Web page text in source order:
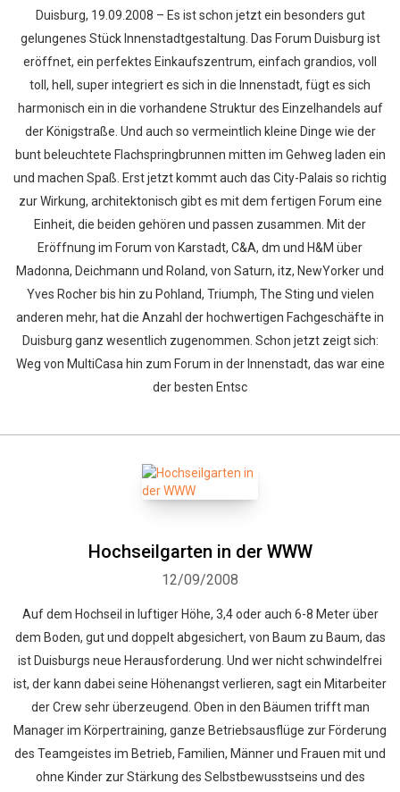
Duisburg, 19.09.2008 – Es ist schon jetzt ein besonders gut
gelungenes Stück Innenstadtgestaltung. Das Forum Duisburg ist
eröffnet, ein perfektes Einkaufszentrum, einfach grandios, voll
toll, hell, super integriert es sich in die Innenstadt, fügt es sich
harmonisch ein in die vorhandene Struktur des Einzelhandels auf
der Königstraße. Und auch so vermeintlich kleine Dinge wie der
bunt beleuchtete Flachspringbrunnen mitten im Gehweg laden ein
und machen Spaß. Erst jetzt kommt auch das City-Palais so richtig
zur Wirkung, architektonisch gibt es mit dem fertigen Forum eine
Einheit, die beiden gehören und passen zusammen. Mit der
Eröffnung im Forum von Karstadt, C&A, dm und H&M über
Madonna, Deichmann und Roland, von Saturn, itz, NewYorker und
Yves Rocher bis hin zu Pohland, Triumph, The Sting und vielen
anderen mehr, hat die Anzahl der hochwertigen Fachgeschäfte in
Duisburg ganz wesentlich zugenommen. Schon jetzt zeigt sich:
Weg von MultiCasa hin zum Forum in der Innenstadt, das war eine
der besten Entsc
Hochseilgarten in der WWW
12/09/2008
Auf dem Hochseil in luftiger Höhe, 3,4 oder auch 6-8 Meter über
dem Boden, gut und doppelt abgesichert, von Baum zu Baum, das
ist Duisburgs neue Herausforderung. Und wer nicht schwindelfrei
ist, der kann dabei seine Höhenangst verlieren, sagt ein Mitarbeiter
der Crew sehr überzeugend. Oben in den Bäumen trifft man
Manager im Körpertraining, ganze Betriebsausflüge zur Förderung
des Teamgeistes im Betrieb, Familien, Männer und Frauen mit und
ohne Kinder zur Stärkung des Selbstbewusstseins und des